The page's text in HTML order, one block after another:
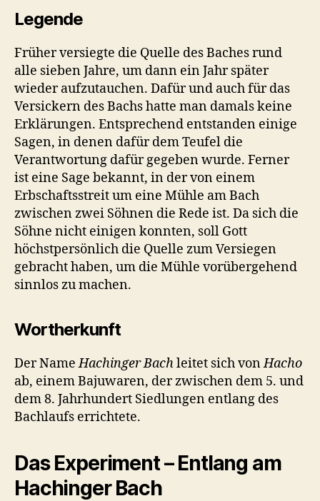
Legende
Früher versiegte die Quelle des Baches rund
alle sieben Jahre, um dann ein Jahr später
wieder aufzutauchen. Dafür und auch für das
Versickern des Bachs hatte man damals keine
Erklärungen. Entsprechend entstanden einige
Sagen, in denen dafür dem Teufel die
Verantwortung dafür gegeben wurde. Ferner
ist eine Sage bekannt, in der von einem
Erbschaftsstreit um eine Mühle am Bach
zwischen zwei Söhnen die Rede ist. Da sich die
Söhne nicht einigen konnten, soll Gott
höchstpersönlich die Quelle zum Versiegen
gebracht haben, um die Mühle vorübergehend
sinnlos zu machen.
Wortherkunft
Der NameHachinger Bachleitet sich vonHacho
ab, einem Bajuwaren, der zwischen dem 5. und
dem 8. Jahrhundert Siedlungen entlang des
Bachlaufs errichtete.
Das Experiment – Entlang am
Hachinger Bach